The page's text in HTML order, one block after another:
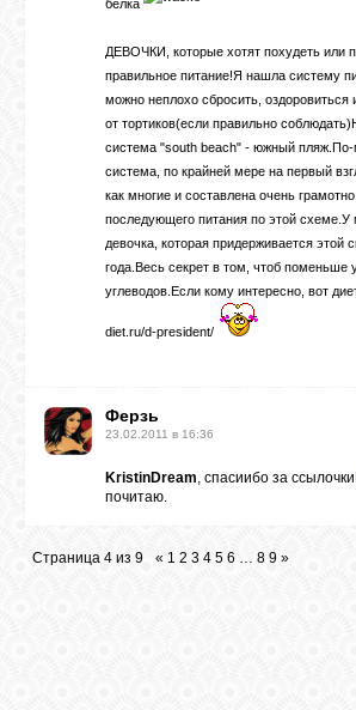
белка
ДЕВОЧКИ, которые хотят похудеть или
правильное питание!Я нашла систему
можно неплохо сбросить, оздоровиться
от тортиков(если правильно
система "south beach" - южный
система, по крайней мере на первый
как многие и составлена очень
последующего питания по этой схеме.У
девочка, которая придерживается этой
года.Весь секрет в том, чтоб поменьше
углеводов.Если кому интересно, вот
diet.ru/d-president/
Ферзь
23.02.2011 в 16:36
KristinDream, спасиибо за
почитаю.
Страница 4 из 9 « 1 2 3 4 5 6 … 8 9 »